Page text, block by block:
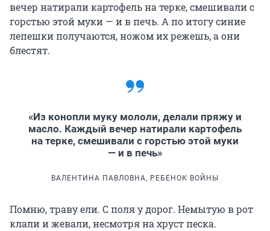
вечер натирали картофель на терке, смешивали с
горстью этой муки — и в печь. А по итогу синие
лепешки получаются, ножом их режешь, а они
блестят.
«Из конопли муку мололи, делали пряжу и
масло. Каждый вечер натирали картофель
на терке, смешивали с горстью этой муки
— и в печь»
ВАЛЕНТИНА ПАВЛОВНА, РЕБЕНОК ВОЙНЫ
Помню, траву ели. С поля у дорог. Немытую в рот
клали и жевали, несмотря на хруст песка.